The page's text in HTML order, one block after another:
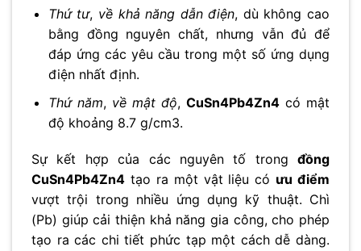
Thứ tư, về khả năng dẫn điện, dù không cao
bằng đồng nguyên chất, nhưng vẫn đủ để
đáp ứng các yêu cầu trong một số ứng dụng
điện nhất định.
Thứ năm, về mật độ, CuSn4Pb4Zn4có mật
độ khoảng 8.7 g/cm3.
Sự kết hợp của các nguyên tố trong đồng
CuSn4Pb4Zn4 tạo ra một vật liệu có ưu điểm
vượt trội trong nhiều ứng dụng kỹ thuật. Chì
(Pb) giúp cải thiện khả năng gia công, cho phép
tạo ra các chi tiết phức tạp một cách dễ dàng.